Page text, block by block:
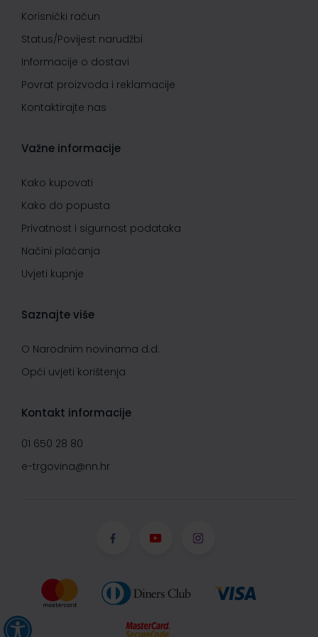
Korisnički račun
Status/Povijest narudžbi
Informacije o dostavi
Povrat proizvoda i reklamacije
Kontaktirajte nas
Važne informacije
Kako kupovati
Kako do popusta
Privatnost i sigurnost podataka
Načini plaćanja
Uvjeti kupnje
Saznajte više
O Narodnim novinama d.d.
Opći uvjeti korištenja
Kontakt informacije
01 650 28 80
e-trgovina@nn.hr